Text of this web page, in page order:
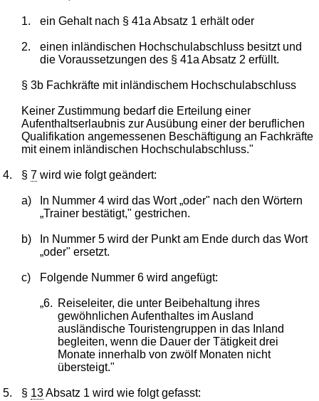
1. ein Gehalt nach § 41a Absatz 1 erhält oder
2.
einen inländischen Hochschulabschluss besitzt und
die Voraussetzungen des § 41a Absatz 2 erfüllt.
§ 3b Fachkräfte mit inländischem Hochschulabschluss
Keiner Zustimmung bedarf die Erteilung einer
Aufenthaltserlaubnis zur Ausübung einer der beruflichen
Qualifikation angemessenen Beschäftigung an Fachkräfte
mit einem inländischen Hochschulabschluss."
4. §7 wird wie folgt geändert:
a)
In Nummer 4 wird das Wort „oder" nach den Wörtern
„Trainer bestätigt," gestrichen.
b)
In Nummer 5 wird der Punkt am Ende durch das Wort
„oder" ersetzt.
c) Folgende Nummer 6 wird angefügt:
„6. Reiseleiter, die unter Beibehaltung ihres
gewöhnlichen Aufenthaltes im Ausland
ausländische Touristengruppen in das Inland
begleiten, wenn die Dauer der Tätigkeit drei
Monate innerhalb von zwölf Monaten nicht
übersteigt."
5. § 13Absatz 1 wird wie folgt gefasst: